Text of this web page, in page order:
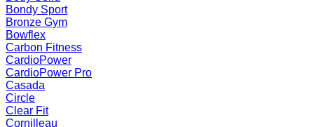
Bondy Sport
Bronze Gym
Bowflex
Carbon Fitness
CardioPower
CardioPower Pro
Casada
Circle
Clear Fit
Cornilleau